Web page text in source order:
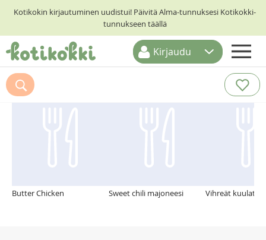
Kotikokin kirjautuminen uudistui! Päivitä Alma-tunnuksesi Kotikokki-
tunnukseen täällä
ETUSIVU
RESEPTIHAKU
Kirjaudu
Suosittelemme myös
Butter Chicken Sweet chili majoneesi Vihreät kuulat